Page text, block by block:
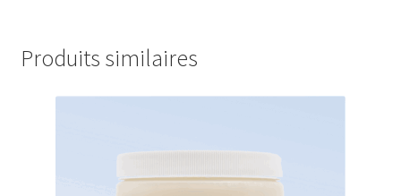
Produits similaires